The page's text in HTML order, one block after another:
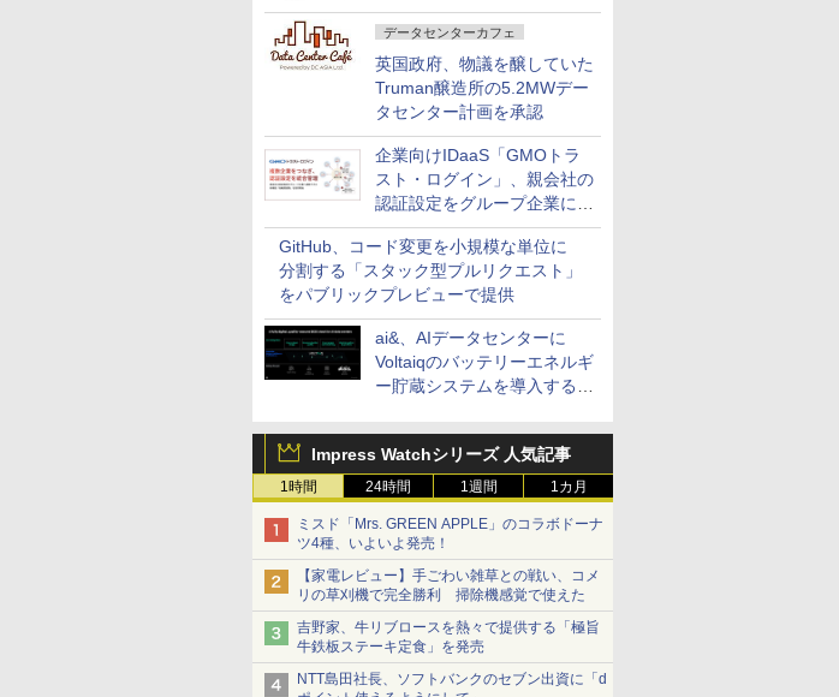
データセンターカフェ
英国政府、物議を醸していた
Truman醸造所の5.2MWデー
タセンター計画を承認
企業向けIDaaS「GMOトラ
スト・ログイン」、親会社の
認証設定をグループ企業に展
開できる新機能を提供
GitHub、コード変更を小規模な単位に
分割する「スタック型プルリクエスト」
をパブリックプレビューで提供
ai&、AIデータセンターに
Voltaiqのバッテリーエネルギ
ー貯蔵システムを導入する計
Impress Watchシリーズ 人気記事
1時間 24時間 1週間 1カ月
ミスド「Mrs. GREEN APPLE」のコラボドーナ
ツ4種、いよいよ発売！
【家電レビュー】手ごわい雑草との戦い、コメ
リの草刈機で完全勝利 掃除機感覚で使えた
吉野家、牛リブロースを熱々で提供する「極旨
牛鉄板ステーキ定食」を発売
NTT島田社長、ソフトバンクのセブン出資に「d